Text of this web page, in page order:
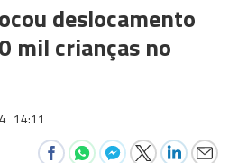
deslocamento
mil crianças no
14:11